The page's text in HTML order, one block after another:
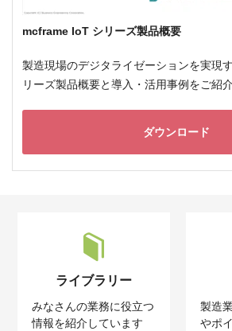
mcframe IoT シリーズ製品概要
製造現場のデジタライゼーションを実現
リーズ製品概要と導入・活用事例をご紹介
ダウンロード
ライブラリー
みなさんの業務に役立つ
情報を紹介しています
製造
やポ